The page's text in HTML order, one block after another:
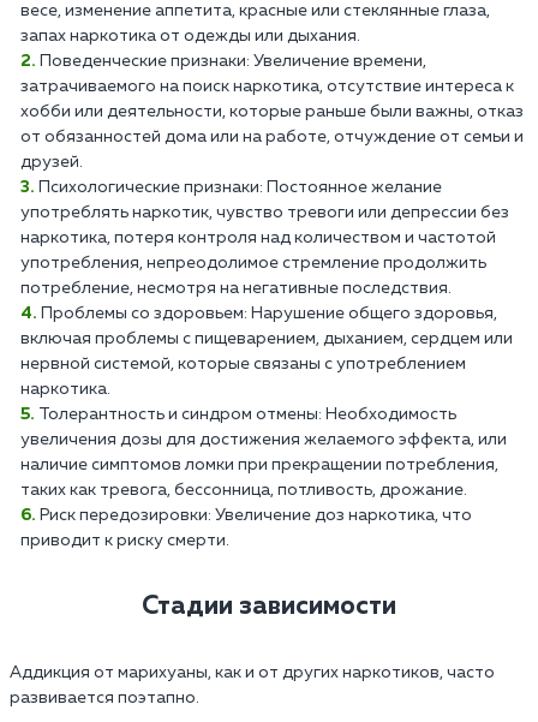
весе, изменение аппетита, красные или стеклянные глаза,
запах наркотика от одежды или дыхания.
Поведенческие признаки: Увеличение времени,
затрачиваемого на поиск наркотика, отсутствие интереса к
хобби или деятельности, которые раньше были важны, отказ
от обязанностей дома или на работе, отчуждение от семьи и
друзей.
Психологические признаки: Постоянное желание
употреблять наркотик, чувство тревоги или депрессии без
наркотика, потеря контроля над количеством и частотой
употребления, непреодолимое стремление продолжить
потребление, несмотря на негативные последствия.
Проблемы со здоровьем: Нарушение общего здоровья,
включая проблемы с пищеварением, дыханием, сердцем или
нервной системой, которые связаны с употреблением
наркотика.
Толерантность и синдром отмены: Необходимость
увеличения дозы для достижения желаемого эффекта, или
наличие симптомов ломки при прекращении потребления,
таких как тревога, бессонница, потливость, дрожание.
Риск передозировки: Увеличение доз наркотика, что
приводит к риску смерти.
Стадии зависимости
Аддикция от марихуаны, как и от других наркотиков, часто
развивается поэтапно.